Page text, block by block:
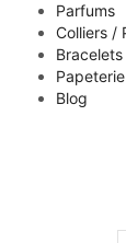
Parfums
Colliers /
Bracelets
Papeterie
Blog